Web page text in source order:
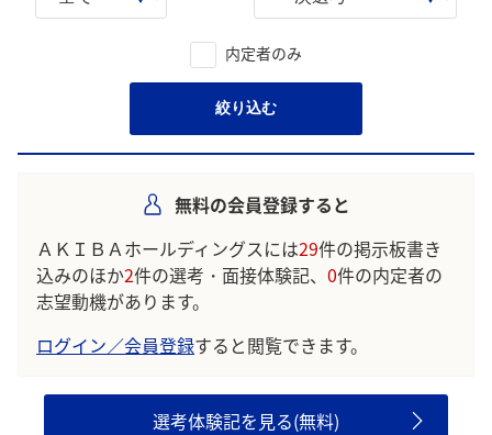
内定者のみ
絞り込む
無料の会員登録すると
ＡＫＩＢＡホールディングスには29件の掲示板書き
込みのほか2件の選考・面接体験記、 0件の内定者の
志望動機があります。
ログイン／会員登録すると閲覧できます。
選考体験記を見る(無料)